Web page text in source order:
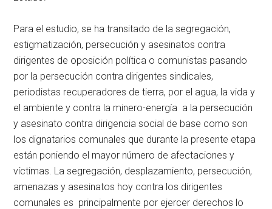
Para el estudio, se ha transitado de la segregación,
estigmatización, persecución y asesinatos contra
dirigentes de oposición política o comunistas pasando
por la persecución contra dirigentes sindicales,
periodistas recuperadores de tierra, por el agua, la vida y
el ambiente y contra la minero-energía a la persecución
y asesinato contra dirigencia social de base como son
los dignatarios comunales que durante la presente etapa
están poniendo el mayor número de afectaciones y
víctimas. La segregación, desplazamiento, persecución,
amenazas y asesinatos hoy contra los dirigentes
comunales es principalmente por ejercer derechos lo